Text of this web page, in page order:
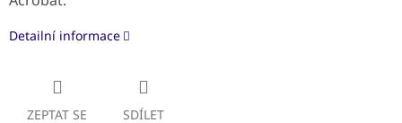
Detailní informace
ZEPTAT SE SDÍLET